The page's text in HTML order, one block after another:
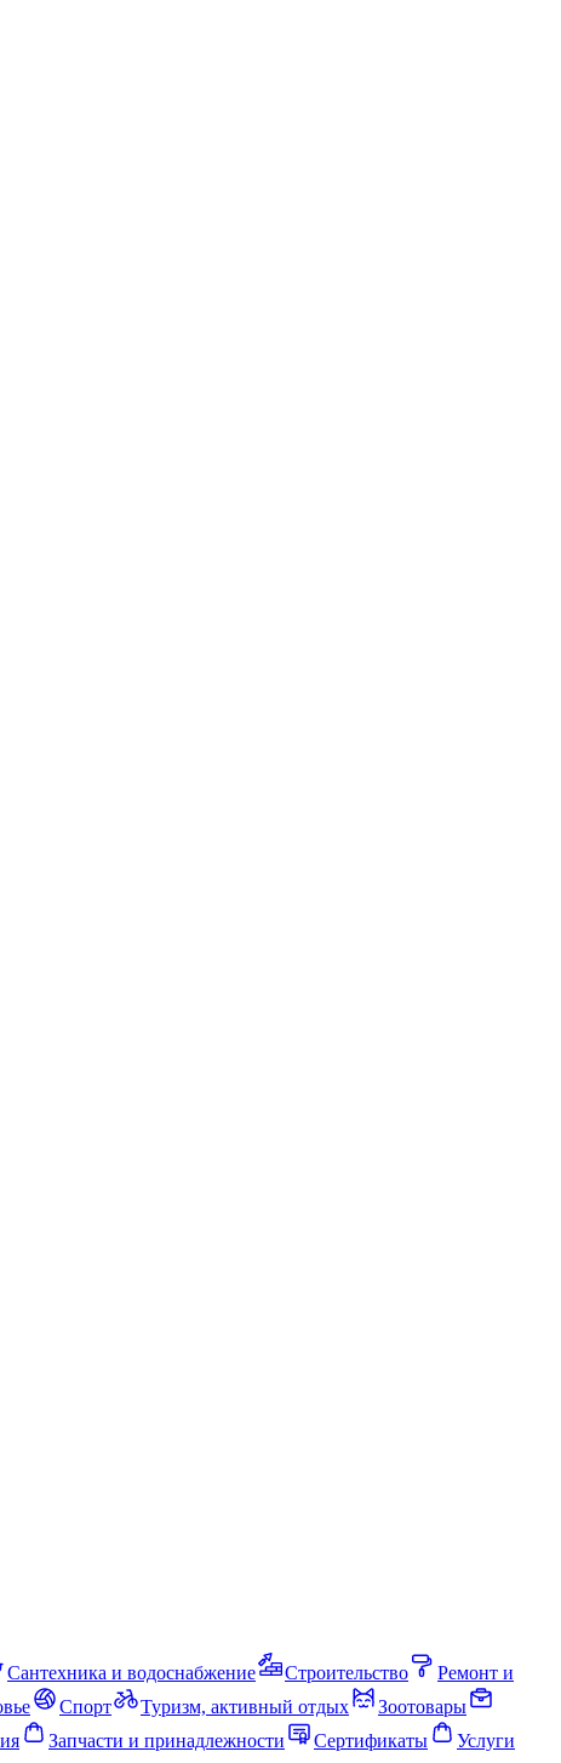
Сантехника и водоснабжение Строительство
Ремонт и
Спорт Туризм, активный отдых
Зоотовары
Запчасти и принадлежности Сертификаты
Услуги